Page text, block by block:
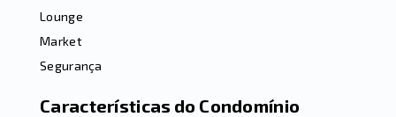
Lounge
Market
Segurança
Características do Condomínio